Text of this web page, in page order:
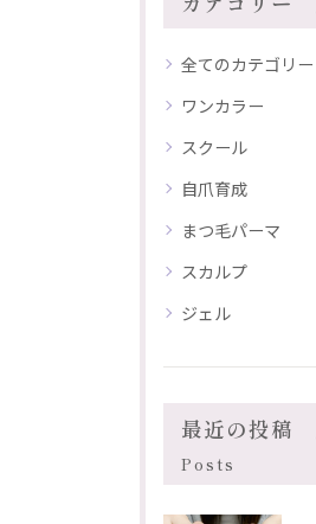
全てのカテゴリー
ワンカラー
スクール
自爪育成
まつ毛パーマ
スカルプ
ジェル
最近の投稿
Posts